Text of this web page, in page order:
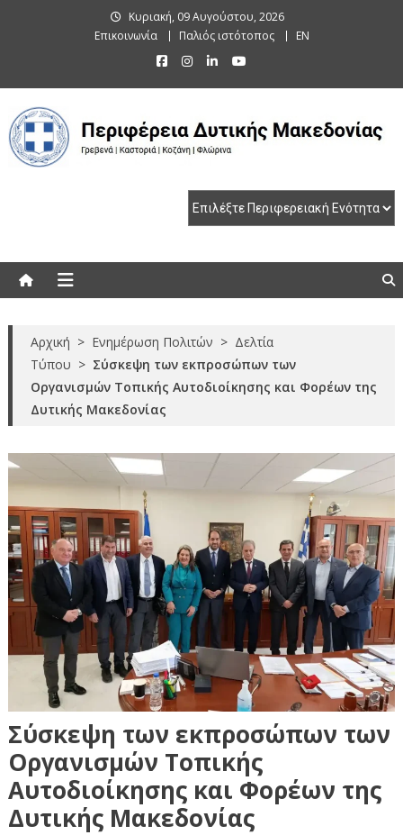
Κυριακή, 09 Αυγούστου, 2026
Επικοινωνία
Παλιός ιστότοπος EN
Αρχική > Ενημέρωση Πολιτών > Δελτία
Τύπου > Σύσκεψη των εκπροσώπων των
Οργανισμών Τοπικής Αυτοδιοίκησης και Φορέων της
Δυτικής Μακεδονίας
Σύσκεψη των εκπροσώπων των
Οργανισμών Τοπικής
Αυτοδιοίκησης και Φορέων της
Δυτικής Μακεδονίας